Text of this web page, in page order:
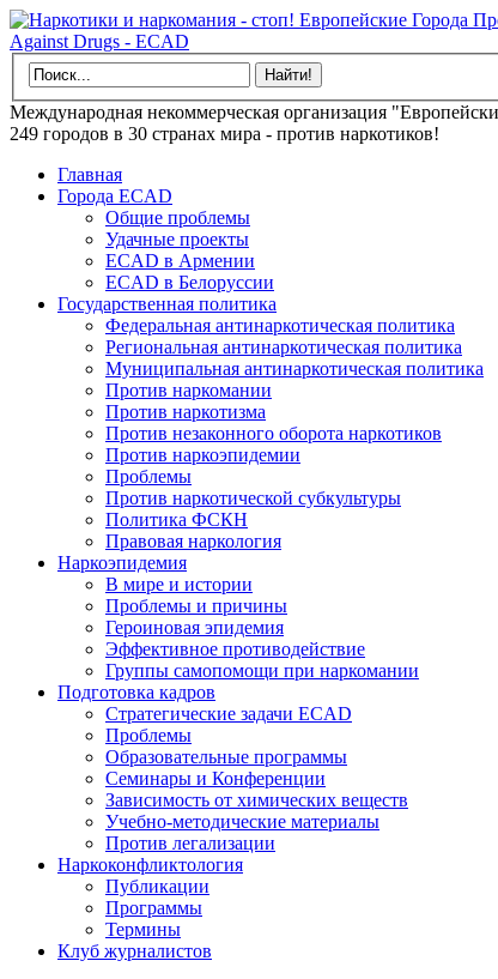
Международная некоммерческая организация
249 городов в 30 странах мира - против наркотиков!
Главная
Города ECAD
Общие проблемы
Удачные проекты
ECAD в Армении
ECAD в Белоруссии
Государственная политика
Федеральная антинаркотическая политика
Региональная антинаркотическая политика
Муниципальная антинаркотическая политика
Против наркомании
Против наркотизма
Против незаконного оборота наркотиков
Против наркоэпидемии
Проблемы
Против наркотической субкультуры
Политика ФСКН
Правовая наркология
Наркоэпидемия
В мире и истории
Проблемы и причины
Героиновая эпидемия
Эффективное противодействие
Группы самопомощи при наркомании
Подготовка кадров
Стратегические задачи ECAD
Проблемы
Образовательные программы
Семинары и Конференции
Зависимость от химических веществ
Учебно-методические материалы
Против легализации
Наркоконфликтология
Публикации
Программы
Термины
Клуб журналистов